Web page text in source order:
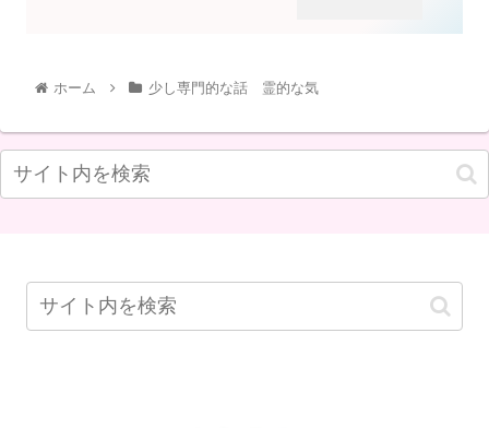
ホーム 少し専門的な話 霊的な気